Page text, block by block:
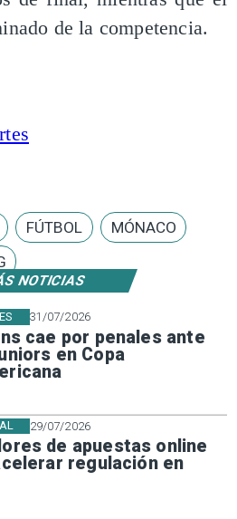
NOTICIAS
31/07/2026
cae por penales ante
en Copa
29/07/2026
de apuestas online
regulación en
de la competencia.
FÚTBOL
MÓNACO